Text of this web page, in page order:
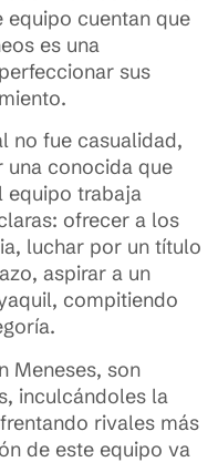
equipo cuentan que
es una
sus
no fue casualidad,
conocida que
equipo trabaja
ofrecer a los
luchar por un título
aspirar a un
compitiendo
Meneses, son
inculcándoles la
rivales más
de este equipo va